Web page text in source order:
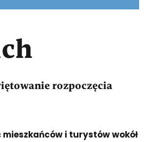
rozpoczęcia
mieszkańców i turystów wokół